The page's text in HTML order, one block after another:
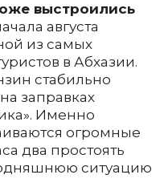
выстроились
августа
из самых
в Абхазии.
стабильно
заправках
Именно
огромные
два простоять
ситуацию